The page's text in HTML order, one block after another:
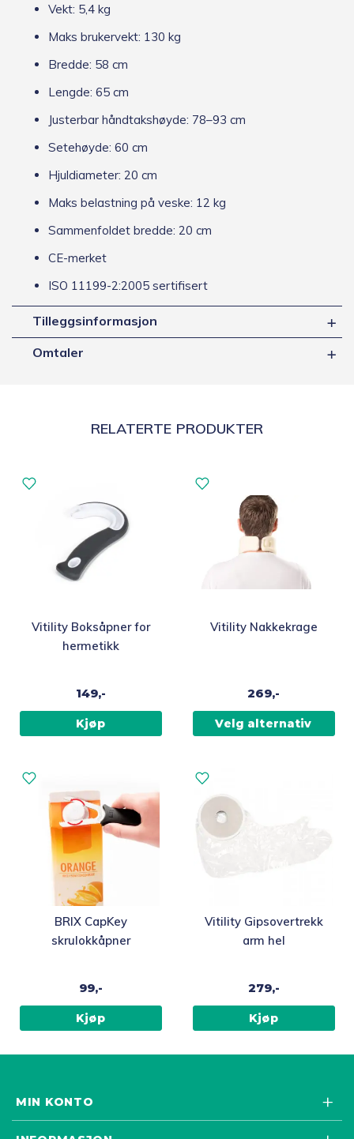
Vekt: 5,4 kg
Maks brukervekt: 130 kg
Bredde: 58 cm
Lengde: 65 cm
Justerbar håndtakshøyde: 78–93 cm
Setehøyde: 60 cm
Hjuldiameter: 20 cm
Maks belastning på veske: 12 kg
Sammenfoldet bredde: 20 cm
CE-merket
ISO 11199-2:2005 sertifisert
Tilleggsinformasjon
Omtaler
RELATERTE PRODUKTER
Vitility Boksåpner for
hermetikk
149,-
Kjøp
Vitility Nakkekrage
269,-
Velg alternativ
Dette
Alternativene
kan
på
produktsiden
BRIX CapKey
skrulokkåpner
99,-
Kjøp
Vitility Gipsovertrekk
arm hel
279,-
Kjøp
MIN KONTO